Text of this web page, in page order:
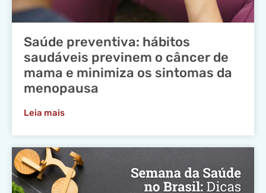
Saúde preventiva: hábitos
saudáveis previnem o câncer de
mama e minimiza os sintomas da
menopausa
Leia mais